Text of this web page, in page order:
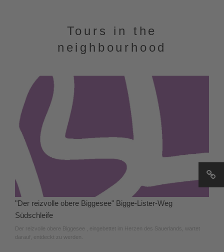
Tours in the
neighbourhood
"Der reizvolle obere Biggesee" Bigge-Lister-Weg
Südschleife
Der reizvolle obere Biggesee , eingebettet im Herzen des Sauerlands, wartet
darauf, entdeckt zu werden.